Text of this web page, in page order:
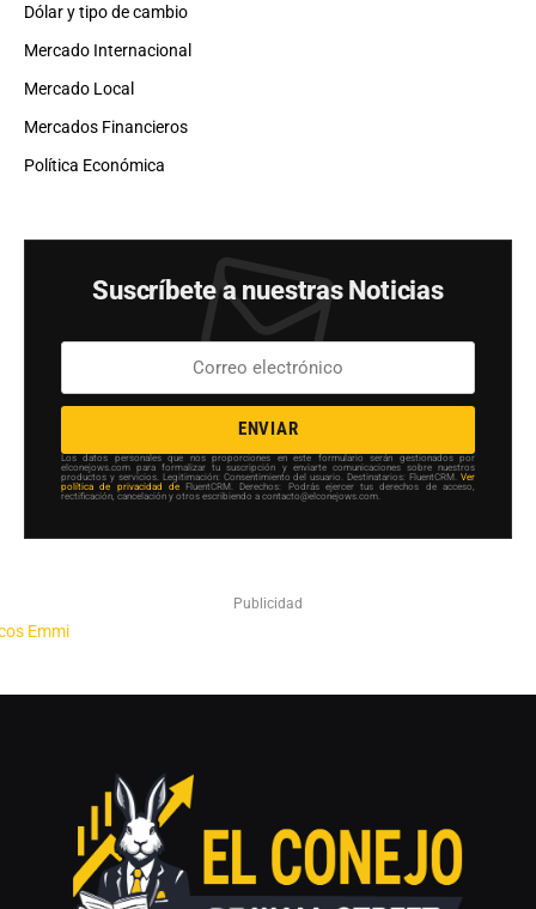
Dólar y tipo de cambio
Mercado Internacional
Mercado Local
Mercados Financieros
Política Económica
Suscríbete a nuestras Noticias
ENVIAR
Los datos personales que nos proporciones en este formulario serán gestionados por
elconejows.com para formalizar tu suscripción y enviarte comunicaciones sobre nuestros
productos y servicios. Legitimación: Consentimiento del usuario. Destinatarios: FluentCRM. Ver
política de privacidad de FluentCRM. Derechos: Podrás ejercer tus derechos de acceso,
rectificación, cancelación y otros escribiendo a contacto@elconejows.com.
Publicidad